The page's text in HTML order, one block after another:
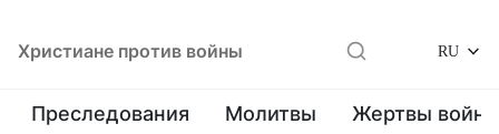
Христиане против войны RU
Преследования Молитвы Жертвы